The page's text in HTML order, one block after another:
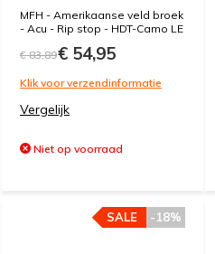
MFH - Amerikaanse veld broek
- Acu - Rip stop - HDT-Camo LE
€ 83,89€ 54,95
Klik voor verzendinformatie
Vergelijk
Niet op voorraad
-18%
SALE